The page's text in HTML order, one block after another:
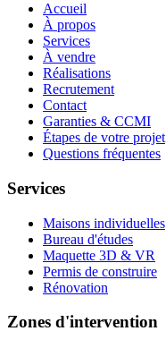
Accueil
À propos
Services
À vendre
Réalisations
Recrutement
Contact
Garanties & CCMI
Étapes de votre projet
Questions fréquentes
Services
Maisons individuelles
Bureau d'études
Maquette 3D & VR
Permis de construire
Rénovation
Zones d'intervention